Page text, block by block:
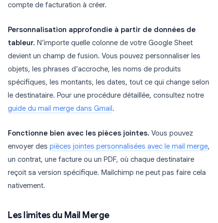
compte de facturation à créer.
Personnalisation approfondie à partir de données de
tableur. N’importe quelle colonne de votre Google Sheet
devient un champ de fusion. Vous pouvez personnaliser les
objets, les phrases d’accroche, les noms de produits
spécifiques, les montants, les dates, tout ce qui change selon
le destinataire. Pour une procédure détaillée, consultez notre
guide du mail merge dans Gmail .
Fonctionne bien avec les pièces jointes. Vous pouvez
envoyer des pièces jointes personnalisées avec le mail merge,
un contrat, une facture ou un PDF, où chaque destinataire
reçoit sa version spécifique. Mailchimp ne peut pas faire cela
nativement.
Les limites du Mail Merge